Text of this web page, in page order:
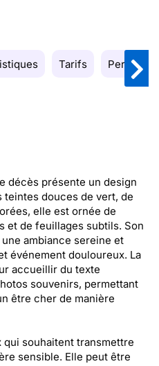
Tarifs
décès présente un design
teintes douces de vert, de
elle est ornée de
et de feuillages subtils. Son
ambiance sereine et
événement douloureux. La
accueillir du texte
souvenirs, permettant
être cher de manière
souhaitent transmettre
sensible. Elle peut être